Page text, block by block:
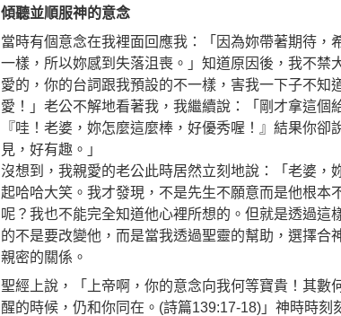
傾聽並順服神的意念
當時有個意念在我裡面回應我：「因為妳帶著期待，
一樣，所以妳感到失落沮喪。」知道原因後，我不禁
愛的，你的台詞跟我預設的不一樣，害我一下子不
愛！」老公不解地看著我，我繼續說：「剛才拿這個
『哇！老婆，妳怎麼這麼棒，好優秀喔！』結果你
見，好有趣。」
沒想到，我親愛的老公此時居然立刻地說：「老婆，
起哈哈大笑。我才發現，不是先生不願意而是他根本
呢？我也不能完全知道他心裡所想的。但就是透過這
的不是要改變他，而是當我透過聖靈的幫助，選擇合
親密的關係。
聖經上說，「上帝啊，你的意念向我何等寶貴！其數
醒的時候，仍和你同在。(詩篇139:17-18)」神時時